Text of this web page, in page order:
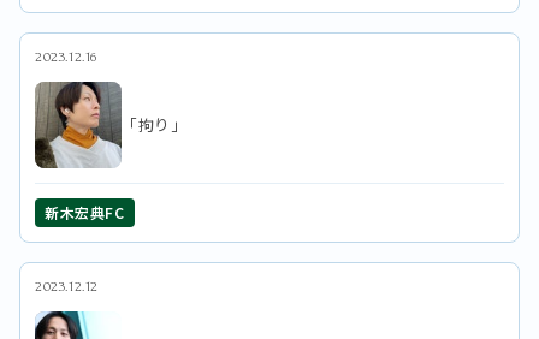
2023.12.16
「拘り」
新木宏典FC
2023.12.12